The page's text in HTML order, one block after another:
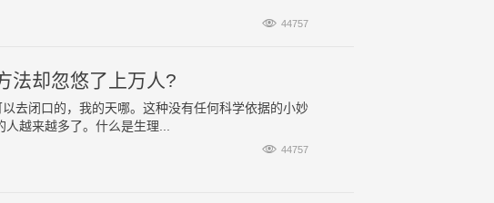
 44757
法却忽悠了上万人?
去闭口的，我的天哪。这种没有任何科学依据的小妙
越来越多了。什么是生理...
 44757